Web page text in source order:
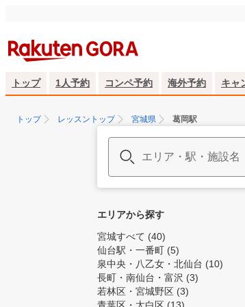
トップ 1人予約 コンペ予約 海外予約 キャ
トップ レッスントップ 宮城県 葛岡駅
エリアから探す
宮城すべて (40)
仙台駅・一番町 (5)
泉中央・八乙女・北仙台 (10)
長町・南仙台・富沢 (3)
若林区・宮城野区 (3)